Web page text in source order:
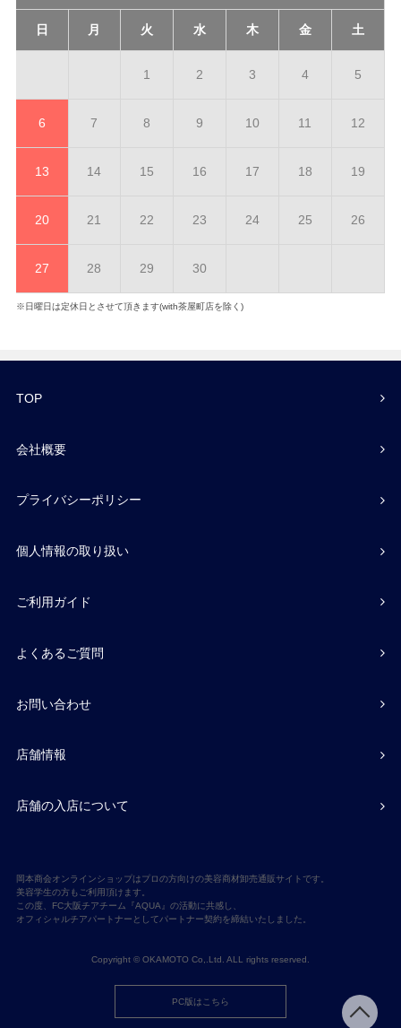
日 月 火 水 木 金 土
1 2 3 4 5
6 7 8 9 10 11 12
13 14 15 16 17 18 19
20 21 22 23 24 25 26
27 28 29 30
※日曜日は定休日とさせて頂きます(with茶屋町店を除く)
TOP
会社概要
プライバシーポリシー
個人情報の取り扱い
ご利用ガイド
よくあるご質問
お問い合わせ
店舗情報
店舗の入店について
岡本商会オンラインショップはプロの方向けの美容商材卸売通販サイトです。
美容学生の方もご利用頂けます。
この度、FC大阪チアチーム『AQUA』の活動に共感し、
オフィシャルチアパートナーとしてパートナー契約を締結いたしました。
Copyright © OKAMOTO Co,.Ltd. ALL rights reserved.
PC版はこちら